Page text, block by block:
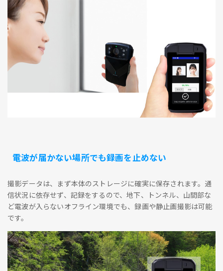
電波が届かない場所でも録画を止めない
撮影データは、まず本体のストレージに確実に保存されます。通
信状況に依存せず、記録をするので、地下、トンネル、山間部な
ど電波が入らないオフライン環境でも、録画や静止画撮影は可能
です。